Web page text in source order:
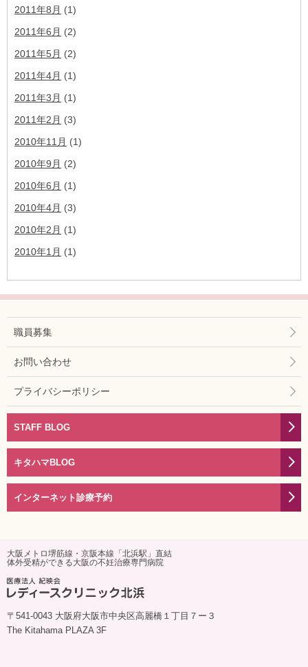
2011年8月 (1)
2011年6月 (2)
2011年5月 (2)
2011年4月 (1)
2011年3月 (1)
2011年2月 (3)
2010年11月 (1)
2010年9月 (2)
2010年6月 (1)
2010年4月 (3)
2010年2月 (1)
2010年1月 (1)
職員募集
お問い合わせ
プライバシーポリシー
STAFF BLOG
キタハマBLOG
インターネット診療予約
大阪メトロ堺筋線・京阪本線「北浜駅」直結
体外受精ができる大阪の不妊治療専門病院
〒541-0043 大阪府大阪市中央区高麗橋１丁目７ー３
The Kitahama PLAZA 3F